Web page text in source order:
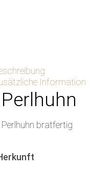
Information
Perlhuhn
Perlhuhn bratfertig